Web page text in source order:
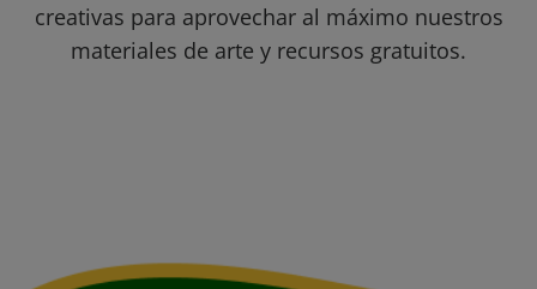
creativas para aprovechar al máximo nuestros
materiales de arte y recursos gratuitos.